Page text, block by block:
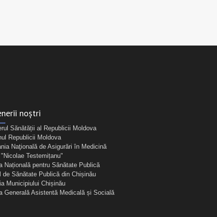
noștri
Sănătății al Republicii Moldova
Republicii Moldova
Naţională de Asigurări în Medicină
Testemițanu"
Națională pentru Sănătate Publică
de Sănătate Publică din Chișinău
Municipiului Chișinău
Generală Asistentă Medicală și Socială